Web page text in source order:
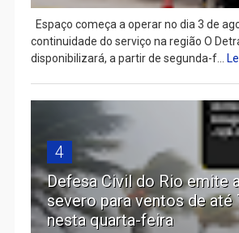
Espaço começa a operar no dia 3 de
continuidade do serviço na região O
disponibilizará, a partir de segunda-f...
4
Defesa Civil do Rio emite
severo para ventos de até
nesta quarta-feira